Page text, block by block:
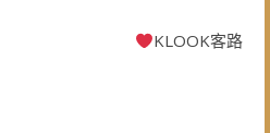
KLOOK客路